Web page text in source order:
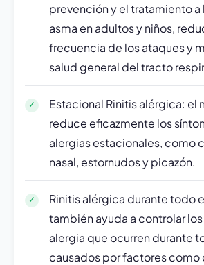
prevención y el tratamiento a
asma en adultos y niños,
frecuencia de los ataques y
salud general del tracto
Estacional Rinitis alérgica:
reduce eficazmente los
alergias estacionales, como
nasal, estornudos y picazón.
Rinitis alérgica durante todo
también ayuda a controlar
alergia que ocurren durante
causados por factores como